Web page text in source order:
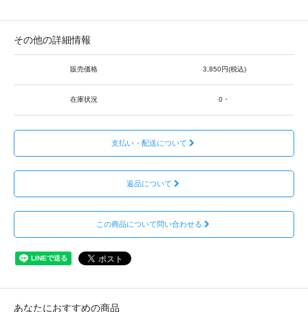
その他の詳細情報
販売価格 3,850円(税込)
在庫状況 0・
支払い・配送について
返品について
この商品について問い合わせる
あなたにおすすめの商品